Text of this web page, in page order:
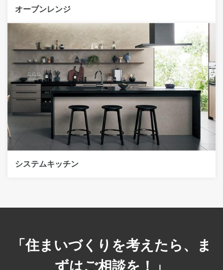
オーブンレンジ
システムキッチン
「住まいづくりを考えたら、ま
ずはご相談を！」